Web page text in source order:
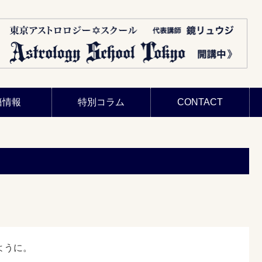
報 特別コラム CONTACT
に。